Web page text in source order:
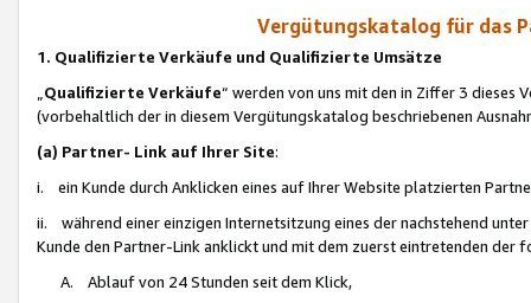
Vergütungskatalog für das
1. Qualifizierte Verkäufe und Qualifizierte Umsätze
Qualifizierte Verkäufe“ werden von uns mit den in Ziffer 3
(vorbehaltlich der in diesem Vergütungskatalog beschriebenen
(a) Partner- Link auf Ihrer Site:
i. ein Kunde durch Anklicken eines auf Ihrer Website platzierten
ii. während einer einzigen Internetsitzung eines der nachstehend
Kunde den Partner-Link anklickt und mit dem zuerst eintretenden der
A. Ablauf von 24 Stunden seit dem Klick,